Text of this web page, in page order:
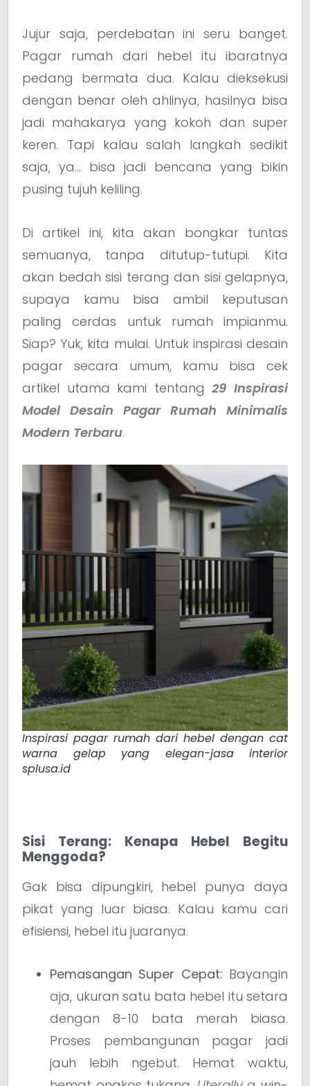
Jujur saja, perdebatan ini seru banget.
Pagar rumah dari hebel itu ibaratnya
pedang bermata dua. Kalau dieksekusi
dengan benar oleh ahlinya, hasilnya bisa
jadi mahakarya yang kokoh dan super
keren. Tapi kalau salah langkah sedikit
saja, ya… bisa jadi bencana yang bikin
pusing tujuh keliling.
Di artikel ini, kita akan bongkar tuntas
semuanya, tanpa ditutup-tutupi. Kita
akan bedah sisi terang dan sisi gelapnya,
supaya kamu bisa ambil keputusan
paling cerdas untuk rumah impianmu.
Siap? Yuk, kita mulai. Untuk inspirasi desain
pagar secara umum, kamu bisa cek
artikel utama kami tentang29 Inspirasi
Model Desain Pagar Rumah Minimalis
Modern Terbaru.
Inspirasi pagar rumah dari hebel dengan cat
warna gelap yang elegan-jasa interior
splusa.id
Sisi Terang: Kenapa Hebel Begitu
Menggoda?
Gak bisa dipungkiri, hebel punya daya
pikat yang luar biasa. Kalau kamu cari
efisiensi, hebel itu juaranya.
Pemasangan Super Cepat: Bayangin
aja, ukuran satu bata hebel itu setara
dengan 8-10 bata merah biasa.
Proses pembangunan pagar jadi
jauh lebih ngebut. Hemat waktu,